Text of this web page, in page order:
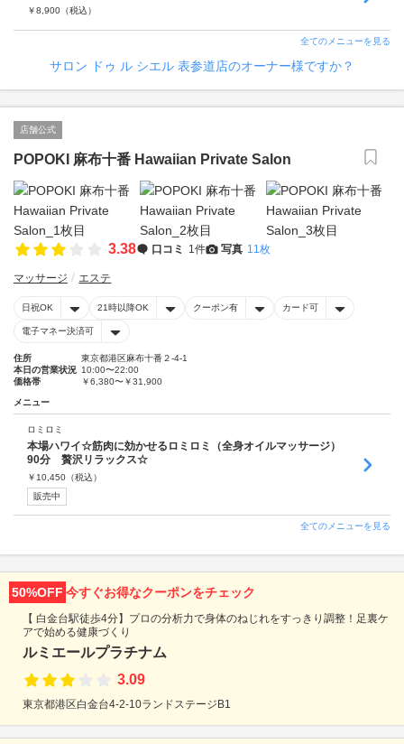
￥8,900 （税込）
全てのメニューを見る
サロン ドゥ ル シエル 表参道店のオーナー様ですか？
店舗公式
POPOKI 麻布十番 Hawaiian Private Salon
3.38 口コミ 1件 写真 11枚
マッサージ エステ
日祝OK 21時以降OK クーポン有 カード可
電子マネー決済可
住所
東京都港区麻布十番２-4-1
本日の営業状況 10:00〜22:00
価格帯
￥6,380〜￥31,900
メニュー
ロミロミ
本場ハワイ☆筋肉に効かせるロミロミ（全身オイルマッサージ）
90分 贅沢リラックス☆
￥ 10,450 （税込）
販売中
全てのメニューを見る
50%OFF 今すぐお得なクーポンをチェック
【 白金台駅徒歩4分】プロの分析力で身体のねじれをすっきり調整！足裏ケ
アで始める健康づくり
ルミエールプラチナム
3.09
東京都港区白金台4-2-10ランドステージB1